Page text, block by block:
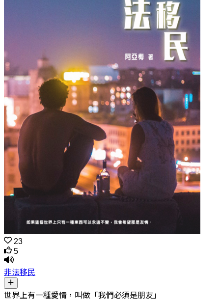
23
5
非法移民
世界上有一種愛情，叫做「我們必須是朋友」